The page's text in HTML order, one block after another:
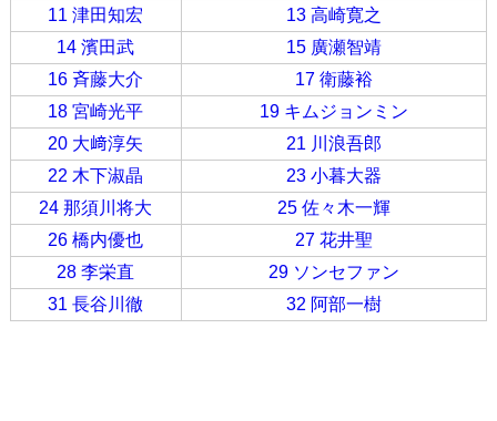
11 津田知宏
13 高崎寛之
14 濱田武
15 廣瀬智靖
16 斉藤大介
17 衛藤裕
18 宮崎光平
19 キムジョンミン
20 大﨑淳矢
21 川浪吾郎
22 木下淑晶
23 小暮大器
24 那須川将大
25 佐々木一輝
26 橋内優也
27 花井聖
28 李栄直
29 ソンセファン
31 長谷川徹
32 阿部一樹